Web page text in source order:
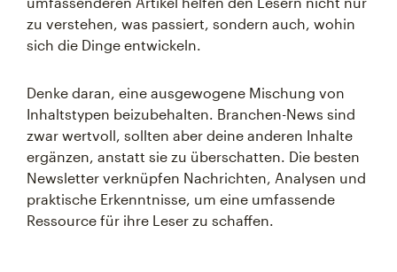
zu verstehen, was passiert, sondern auch, wohin
sich die Dinge entwickeln.
Denke daran, eine ausgewogene Mischung von
Inhaltstypen beizubehalten. Branchen-News sind
zwar wertvoll, sollten aber deine anderen Inhalte
ergänzen, anstatt sie zu überschatten. Die besten
Newsletter verknüpfen Nachrichten, Analysen und
praktische Erkenntnisse, um eine umfassende
Ressource für ihre Leser zu schaffen.